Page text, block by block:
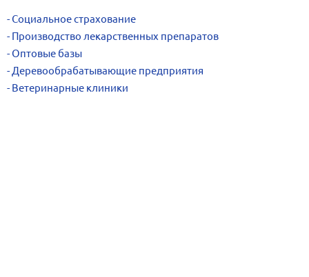
Социальное страхование
Производство лекарственных препаратов
Оптовые базы
Деревообрабатывающие предприятия
Ветеринарные клиники